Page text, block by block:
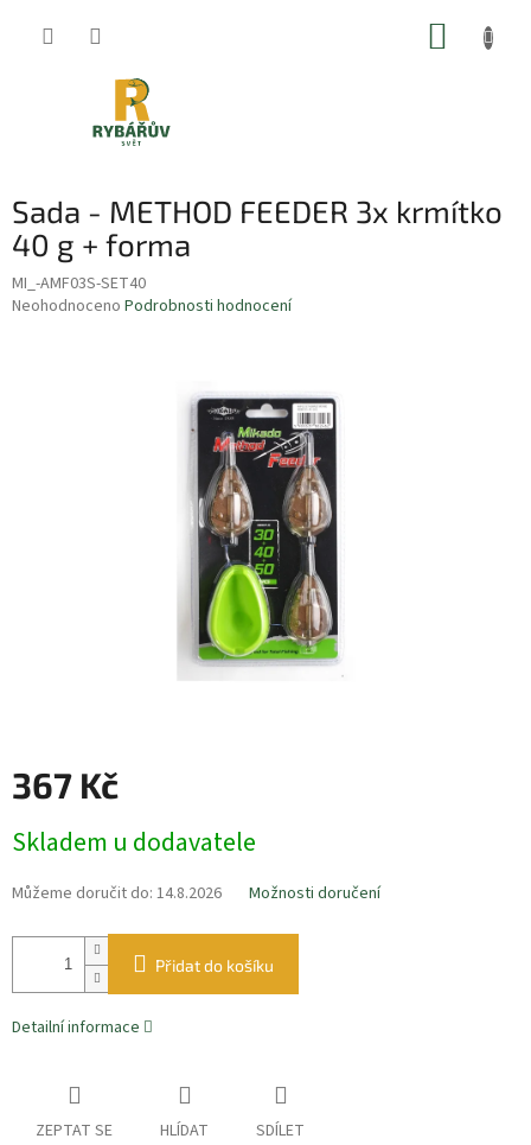
Sada - METHOD FEEDER 3x krmítko
40 g + forma
MI_-AMF03S-SET40
Průměrné
Neohodnoceno Podrobnosti hodnocení
367 Kč
cena:
Skladem u dodavatele
Můžeme doručit do: 14.8.2026 Možnosti doručení
Přidat do košíku
Detailní informace
ZEPTAT SE HLÍDAT SDÍLET